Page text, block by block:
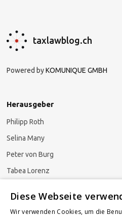
taxlawblog.ch
Powered byKOMUNIQUE GMBH
Herausgeber
Philipp Roth
Selina Many
Peter von Burg
Tabea Lorenz
Diese Webseite
Wir verwenden Cookies, um die